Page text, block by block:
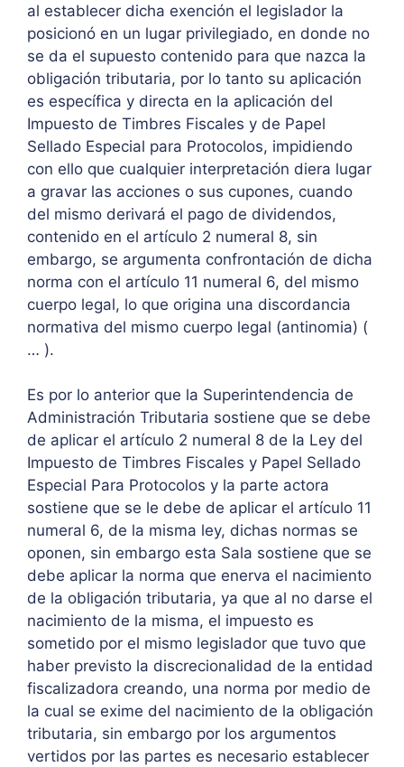
al establecer dicha exención el legislador la
posicionó en un lugar privilegiado, en donde no
se da el supuesto contenido para que nazca la
obligación tributaria, por lo tanto su aplicación
es específica y directa en la aplicación del
Impuesto de Timbres Fiscales y de Papel
Sellado Especial para Protocolos, impidiendo
con ello que cualquier interpretación diera lugar
a gravar las acciones o sus cupones, cuando
del mismo derivará el pago de dividendos,
contenido en el artículo 2 numeral 8, sin
embargo, se argumenta confrontación de dicha
norma con el artículo 11 numeral 6, del mismo
cuerpo legal, lo que origina una discordancia
normativa del mismo cuerpo legal (antinomia) (
… ).
Es por lo anterior que la Superintendencia de
Administración Tributaria sostiene que se debe
de aplicar el artículo 2 numeral 8 de la Ley del
Impuesto de Timbres Fiscales y Papel Sellado
Especial Para Protocolos y la parte actora
sostiene que se le debe de aplicar el artículo 11
numeral 6, de la misma ley, dichas normas se
oponen, sin embargo esta Sala sostiene que se
debe aplicar la norma que enerva el nacimiento
de la obligación tributaria, ya que al no darse el
nacimiento de la misma, el impuesto es
sometido por el mismo legislador que tuvo que
haber previsto la discrecionalidad de la entidad
fiscalizadora creando, una norma por medio de
la cual se exime del nacimiento de la obligación
tributaria, sin embargo por los argumentos
vertidos por las partes es necesario establecer